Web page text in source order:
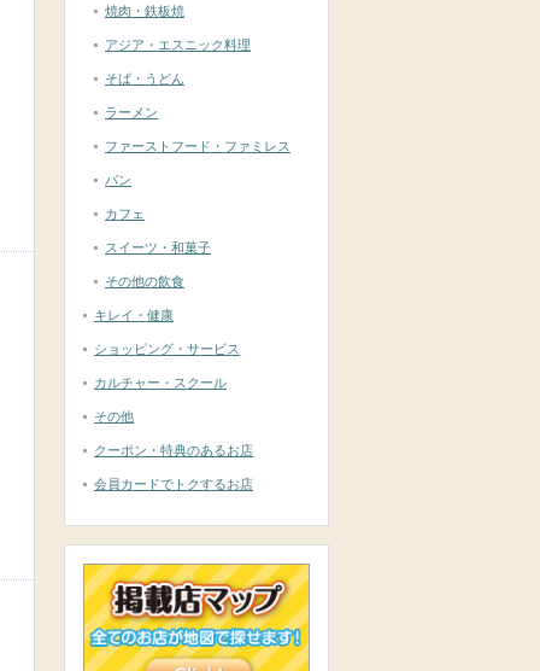
焼肉・鉄板焼
アジア・エスニック料理
そば・うどん
ラーメン
ファーストフード・ファミレス
パン
カフェ
スイーツ・和菓子
その他の飲食
キレイ・健康
ショッピング・サービス
カルチャー・スクール
その他
クーポン・特典のあるお店
会員カードでトクするお店